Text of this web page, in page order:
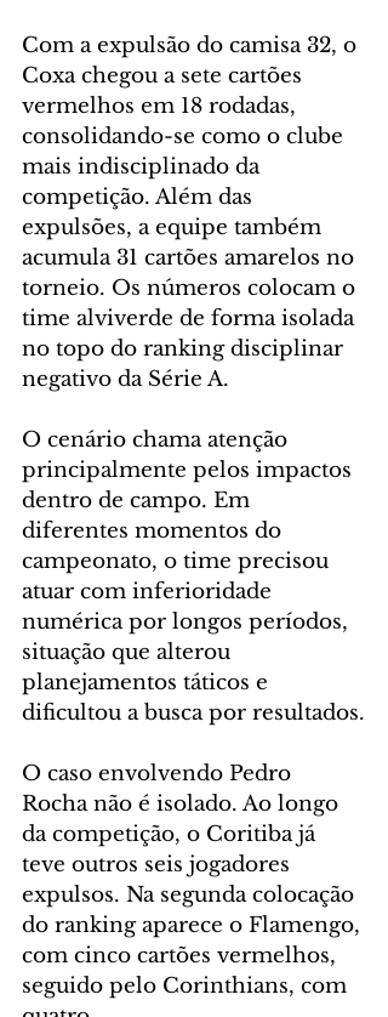
Com a expulsão do camisa 32, o
Coxa chegou a sete cartões
vermelhos em 18 rodadas,
consolidando-se como o clube
mais indisciplinado da
competição. Além das
expulsões, a equipe também
acumula 31 cartões amarelos no
torneio. Os números colocam o
time alviverde de forma isolada
no topo do ranking disciplinar
negativo da Série A.
O cenário chama atenção
principalmente pelos impactos
dentro de campo. Em
diferentes momentos do
campeonato, o time precisou
atuar com inferioridade
numérica por longos períodos,
situação que alterou
planejamentos táticos e
dificultou a busca por resultados.
O caso envolvendo Pedro
Rocha não é isolado. Ao longo
da competição, o Coritiba já
teve outros seis jogadores
expulsos. Na segunda colocação
do ranking aparece o Flamengo,
com cinco cartões vermelhos,
seguido pelo Corinthians, com